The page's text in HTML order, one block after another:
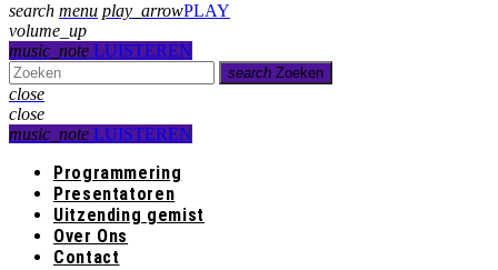
search menu play_arrowPLAY
volume_up
music_note LUISTEREN
search Zoeken
close
close
music_note LUISTEREN
Programmering
Presentatoren
Uitzending gemist
Over Ons
Contact